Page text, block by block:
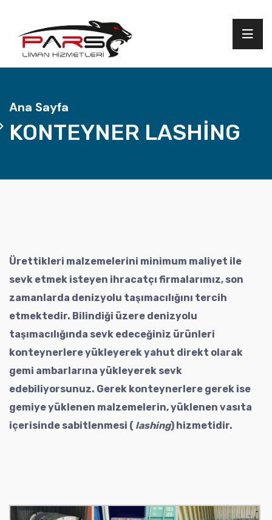
Ana Sayfa
KONTEYNER LASHİNG
Ürettikleri malzemelerini minimum maliyet ile
sevk etmek isteyen ihracatçı firmalarımız, son
zamanlarda denizyolu taşımacılığını tercih
etmektedir. Bilindiği üzere denizyolu
taşımacılığında sevk edeceğiniz ürünleri
konteynerlere yükleyerek yahut direkt olarak
gemi ambarlarına yükleyerek sevk
edebiliyorsunuz. Gerek konteynerlere gerek ise
gemiye yüklenen malzemelerin, yüklenen vasıta
içerisinde sabitlenmesi ( lashing) hizmetidir.